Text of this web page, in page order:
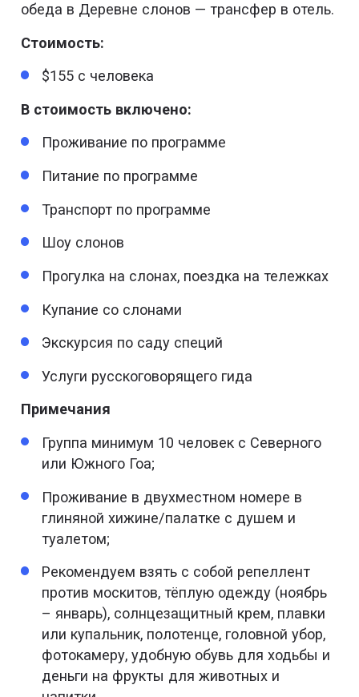
обеда в Деревне слонов — трансфер в отель.
Стоимость:
$155 с человека
В стоимость включено:
Проживание по программе
Питание по программе
Транспорт по программе
Шоу слонов
Прогулка на слонах, поездка на тележках
Купание со слонами
Экскурсия по саду специй
Услуги русскоговорящего гида
Примечания
Группа минимум 10 человек с Северного
или Южного Гоа;
Проживание в двухместном номере в
глиняной хижине/палатке с душем и
туалетом;
Рекомендуем взять с собой репеллент
против москитов, тёплую одежду (ноябрь
– январь), солнцезащитный крем, плавки
или купальник, полотенце, головной убор,
фотокамеру, удобную обувь для ходьбы и
деньги на фрукты для животных и